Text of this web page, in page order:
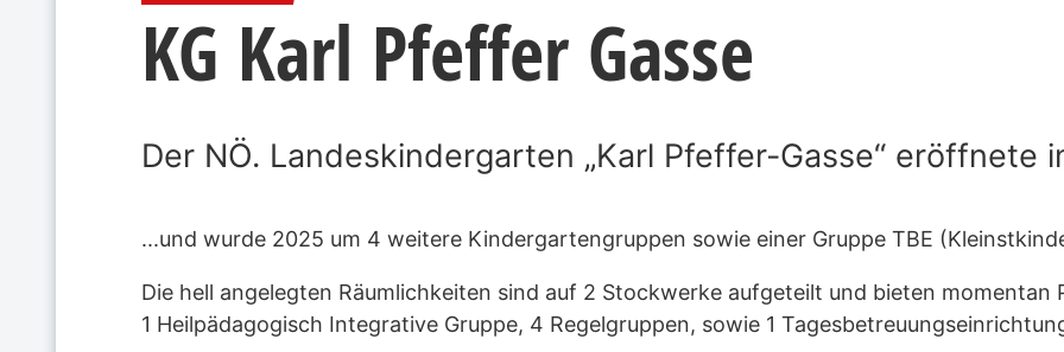
KG Karl Pfeffer Gasse
Der NÖ. Landeskindergarten „Karl Pfeffer-Gasse“ eröffnete
...und wurde 2025 um 4 weitere Kindergartengruppen sowie einer Gruppe TBE
Die hell angelegten Räumlichkeiten sind auf 2 Stockwerke aufgeteilt und bieten momentan
1 Heilpädagogisch Integrative Gruppe, 4 Regelgruppen, sowie 1